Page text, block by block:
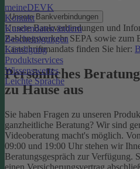
meineDEVK
Kontakt
Kundendaten ändern
Bescheinigungen
Kündigung
Produktservices
Wissenswertes
Leichte Sprache
Unsere Bankverbindungen
Unsere Bankverbindungen und
Zahlungsverkehr SEPA sowie zum
Lastschriftmandats finden Sie hier:
Persönliches
zu Hause aus
Sie haben Fragen zu unseren
ganzheitliche Beratung? Wir sind
Videoberatung macht's möglich.
09:00 und 19:00 Uhr stehen wir
Beratungsgespräch zur Verfügung.